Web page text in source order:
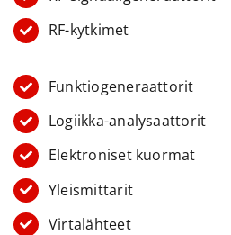
RF-kytkimet
Funktiogeneraattorit
Logiikka-analysaattorit
Elektroniset kuormat
Yleismittarit
Virtalähteet